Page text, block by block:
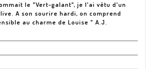
le "Vert-galant", je l'ai vêtu d'un
A son sourire hardi, on comprend